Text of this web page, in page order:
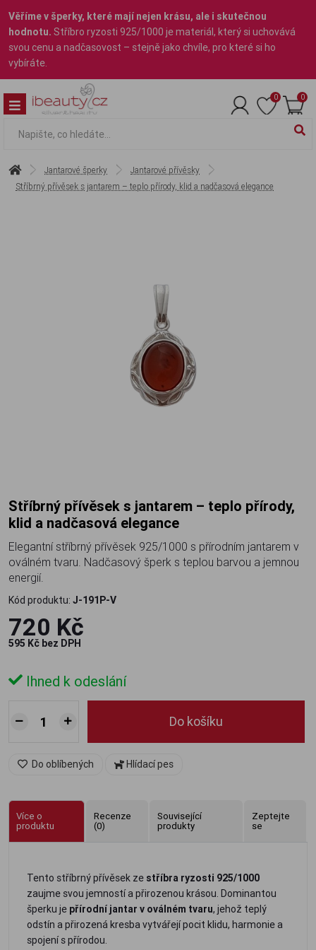
Věříme v šperky, které mají nejen krásu, ale i skutečnou
hodnotu. Stříbro ryzosti 925/1000 je materiál, který si uchovává
svou cenu a nadčasovost – stejně jako chvíle, pro které si ho
vybíráte.
0 0
Jantarové šperky
Jantarové přívěsky
Stříbrný přívěsek s jantarem – teplo přírody, klid a nadčasová elegance
Stříbrný přívěsek s jantarem – teplo přírody,
klid a nadčasová elegance
Elegantní stříbrný přívěsek 925/1000 s přírodním jantarem v
oválném tvaru. Nadčasový šperk s teplou barvou a jemnou
energií.
Kód produktu: J-191P-V
720 Kč
595 Kč bez DPH
Ihned k odeslání
Do košíku
Do oblíbených Hlídací pes
Více o
produktu
Recenze
(0)
Související
produkty
Zeptejte
se
Tento stříbrný přívěsek ze stříbra ryzosti 925/1000
zaujme svou jemností a přirozenou krásou. Dominantou
šperku je přírodní jantar v oválném tvaru, jehož teplý
odstín a přirozená kresba vytvářejí pocit klidu, harmonie a
spojení s přírodou.